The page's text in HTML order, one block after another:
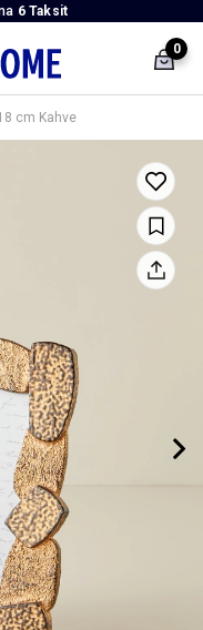
6 Taksit
0
cm Kahve